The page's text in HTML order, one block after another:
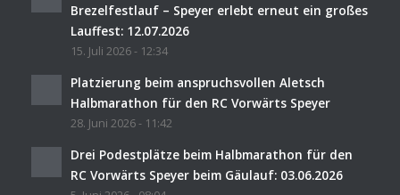
Brezelfestlauf – Speyer erlebt erneut ein großes
Lauffest: 12.07.2026
15. Juli 2026 - 12:34
Platzierung beim anspruchsvollen Aletsch
Halbmarathon für den RC Vorwärts Speyer
28. Juni 2026 - 11:42
Drei Podestplätze beim Halbmarathon für den
RC Vorwärts Speyer beim Gäulauf: 03.06.2026